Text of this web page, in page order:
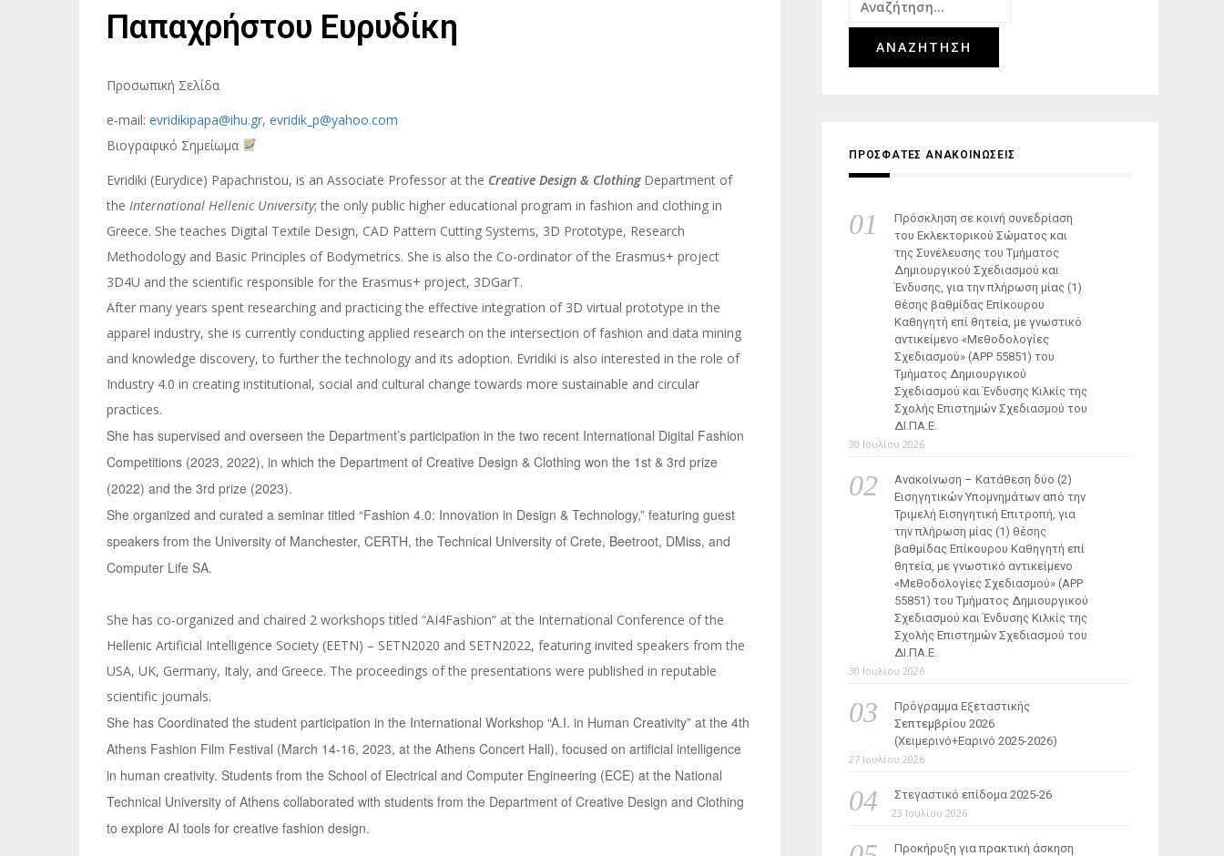
Παπαχρήστου Ευρυδίκη
Προσωπική Σελίδα
e-mail: evridikipapa@ihu.gr, evridik_p@yahoo.com
Βιογραφικό Σημείωμα
Evridiki (Eurydice) Papachristou, is an Associate Professor at the Creative Design & ClothingDepartment of
the International Hellenic University; the only public higher educational program in fashion and clothing in
Greece. She teaches Digital Textile Design, CAD Pattern Cutting Systems, 3D Prototype, Research
Methodology and Basic Principles of Bodymetrics. She is also the Co-ordinator of the Erasmus+ project
3D4U and the scientific responsible for the Erasmus+ project, 3DGarT.
After many years spent researching and practicing the effective integration of 3D virtual prototype in the
apparel industry, she is currently conducting applied research on the intersection of fashion and data mining
and knowledge discovery, to further the technology and its adoption. Evridiki is also interested in the role of
Industry 4.0 in creating institutional, social and cultural change towards more sustainable and circular
practices.
She has supervised and overseen the Department’s participation in the two recent International Digital Fashion
Competitions (2023, 2022), in which the Department of Creative Design & Clothing won the 1st & 3rd prize
(2022) and the 3rd prize (2023).
She organized and curated a seminar titled “Fashion 4.0: Innovation in Design & Technology,” featuring guest
speakers from the University of Manchester, CERTH, the Technical University of Crete, Beetroot, DMiss, and
Computer Life SA.
She has co-organized and chaired 2 workshops titled “AI4Fashion” at the International Conference of the
Hellenic Artificial Intelligence Society (EETN) – SETN2020 and SETN2022, featuring invited speakers from the
USA, UK, Germany, Italy, and Greece. The proceedings of the presentations were published in reputable
scientific journals.
She has Coordinated the student participation in the International Workshop “A.I. in Human Creativity” at the 4th
Athens Fashion Film Festival (March 14-16, 2023, at the Athens Concert Hall), focused on artificial intelligence
in human creativity. Students from the School of Electrical and Computer Engineering (ECE) at the National
Technical University of Athens collaborated with students from the Department of Creative Design and Clothing
to explore AI tools for creative fashion design.
για:
ΠΡΟΣΦΑΤΕΣ ΑΝΑΚΟΙΝΩΣΕΙΣ
Πρόσκληση σε κοινή συνεδρίαση
του Εκλεκτορικού Σώματος και
της Συνέλευσης του Τμήματος
Δημιουργικού Σχεδιασμού και
Ένδυσης, για την πλήρωση μίας (1)
θέσης βαθμίδας Επίκουρου
Καθηγητή επί θητεία, με γνωστικό
αντικείμενο «Μεθοδολογίες
Σχεδιασμού» (ΑΡΡ 55851) του
Τμήματος Δημιουργικού
Σχεδιασμού και Ένδυσης Κιλκίς της
Σχολής Επιστημών Σχεδιασμού του
ΔΙ.ΠΑ.Ε.
30 Ιουλίου 2026
Ανακοίνωση – Κατάθεση δύο (2)
Εισηγητικών Υπομνημάτων από την
Τριμελή Εισηγητική Επιτροπή, για
την πλήρωση μίας (1) θέσης
βαθμίδας Επίκουρου Καθηγητή επί
θητεία, με γνωστικό αντικείμενο
«Μεθοδολογίες Σχεδιασμού» (ΑΡΡ
55851) του Τμήματος Δημιουργικού
Σχεδιασμού και Ένδυσης Κιλκίς της
Σχολής Επιστημών Σχεδιασμού του
ΔΙ.ΠΑ.Ε.
30 Ιουλίου 2026
Πρόγραμμα Εξεταστικής
Σεπτεμβρίου 2026
(Χειμερινό+Εαρινό 2025-2026)
27 Ιουλίου 2026
Στεγαστικό επίδομα 2025-26
23 Ιουλίου 2026
Προκήρυξη για πρακτική άσκηση